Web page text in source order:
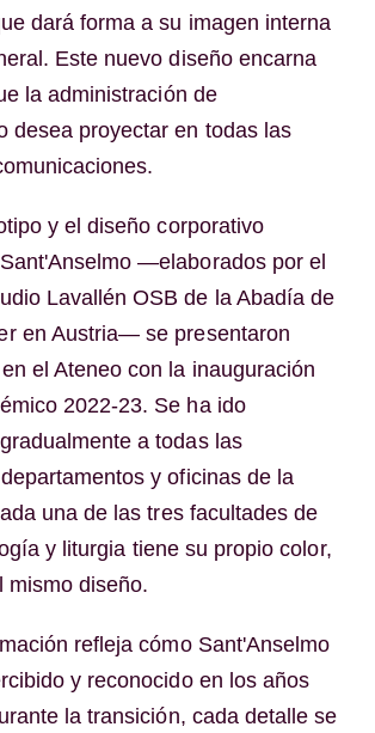
dará forma a su imagen interna
Este nuevo diseño encarna
la administración de
desea proyectar en todas las
y el diseño corporativo
—elaborados por el
Lavallén OSB de la Abadía de
en Austria— se presentaron
el Ateneo con la inauguración
2022-23. Se ha ido
a todas las
y oficinas de la
una de las tres facultades de
y liturgia tiene su propio color,
mismo diseño.
refleja cómo Sant'Anselmo
y reconocido en los años
la transición, cada detalle se